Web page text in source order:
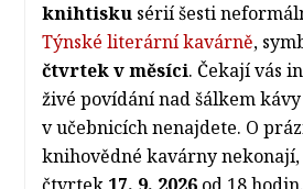
knihtisku sérií šesti
Týnské literární kavárně,
čtvrtek v měsíci. Čekají vás
živé povídání nad šálkem
v učebnicích nenajdete. O
knihovědné kavárny nekonají,